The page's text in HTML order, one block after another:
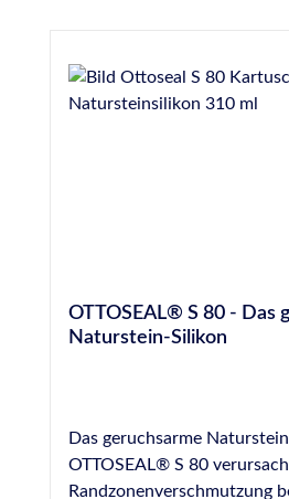
OTTOSEAL® S 80 - Das geruchsarme
Naturstein-Silikon
Das geruchsarme
OTTOSEAL® S 80
Randzonenverschmutzung